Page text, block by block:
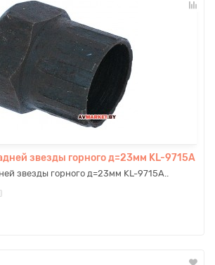
звезды горного д=23мм KL-9715A
звезды горного д=23мм KL-9715A..